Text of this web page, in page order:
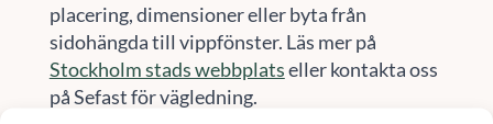
placering, dimensioner eller byta från
sidohängda till vippfönster. Läs mer på
Stockholm stads webbplatseller kontakta oss
på Sefast för vägledning.